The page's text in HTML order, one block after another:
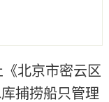
北京市密云区
捕捞船只管理